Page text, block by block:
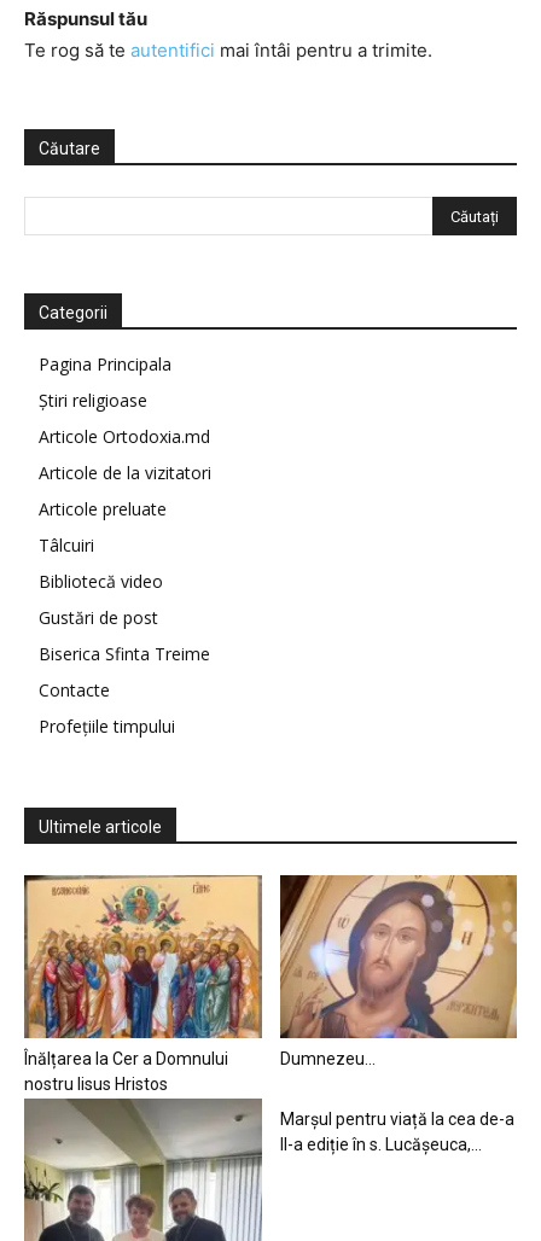
Răspunsul tău
Te rog să te autentifici mai întâi pentru a trimite.
Căutare
Categorii
Pagina Principala
Știri religioase
Articole Ortodoxia.md
Articole de la vizitatori
Articole preluate
Tâlcuiri
Bibliotecă video
Gustări de post
Biserica Sfinta Treime
Contacte
Profețiile timpului
Ultimele articole
Înălțarea la Cer a Domnului
nostru Iisus Hristos
Dumnezeu…
Marșul pentru viață la cea de-a
II-a ediție în s. Lucășeuca,...